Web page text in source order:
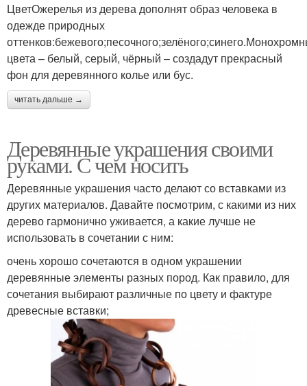
ЦветОжерелья из дерева дополнят образ человека в
одежде природных
цвета – белый, серый, чёрный – создадут прекрасный
фон для деревянного колье или бус.
читать дальше →
Деревянные украшения своими
руками. С чем носить
Деревянные украшения часто делают со вставками из
других материалов. Давайте посмотрим, с какими из них
дерево гармонично уживается, а какие лучше не
использовать в сочетании с ним:
очень хорошо сочетаются в одном украшении
деревянные элементы разных пород. Как правило, для
сочетания выбирают различные по цвету и фактуре
древесные вставки;